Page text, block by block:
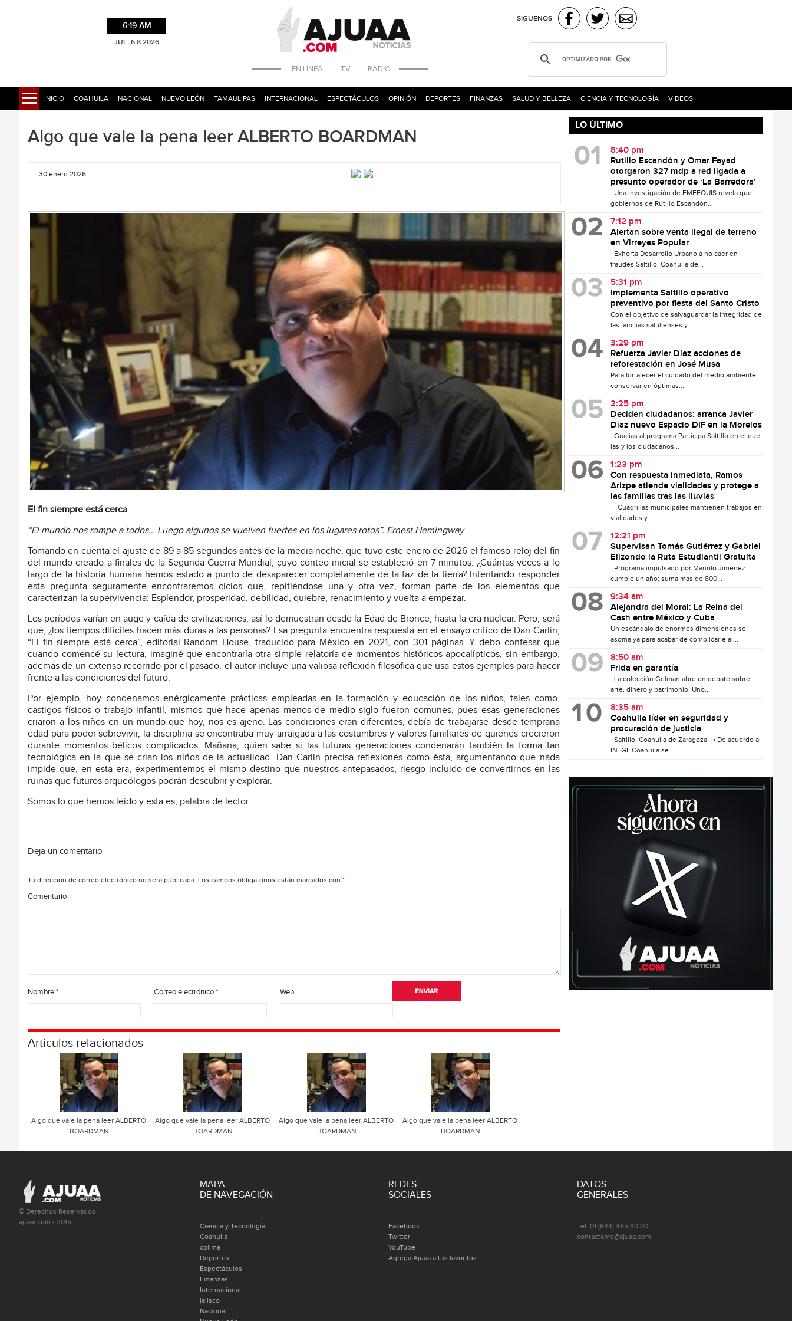
6:19 AM
JUE. 6.8.2026
·EN LÍNEA. ·T.V. ·RADIO
SIGUENOS
INICIO COAHUILA NACIONAL NUEVO LEÓN TAMAULIPAS INTERNACIONAL ESPECTÁCULOS OPINIÓN DEPORTES FINANZAS SALUD Y BELLEZA CIENCIA Y TECNOLOGÍA VIDEOS
Algo que vale la pena leer ALBERTO BOARDMAN
30 enero 2026
El fin siempre está cerca
“El mundo nos rompe a todos… Luego algunos se vuelven fuertes en los lugares rotos”. Ernest Hemingway.
Tomando en cuenta el ajuste de 89 a 85 segundos antes de la media noche, que tuvo este enero de 2026 el famoso reloj del fin
del mundo creado a finales de la Segunda Guerra Mundial, cuyo conteo inicial se estableció en 7 minutos. ¿Cuántas veces a lo
largo de la historia humana hemos estado a punto de desaparecer completamente de la faz de la tierra? Intentando responder
esta pregunta seguramente encontraremos ciclos que, repitiéndose una y otra vez, forman parte de los elementos que
caracterizan la supervivencia: Esplendor, prosperidad, debilidad, quiebre, renacimiento y vuelta a empezar.
Los períodos varían en auge y caída de civilizaciones, así lo demuestran desde la Edad de Bronce, hasta la era nuclear. Pero, será
qué, ¿los tiempos difíciles hacen más duras a las personas? Esa pregunta encuentra respuesta en el ensayo crítico de Dan Carlin,
“El fin siempre está cerca”, editorial Random House, traducido para México en 2021, con 301 páginas. Y debo confesar que
cuando comencé su lectura, imaginé que encontraría otra simple relatoría de momentos históricos apocalípticos, sin embargo,
además de un extenso recorrido por el pasado, el autor incluye una valiosa reflexión filosófica que usa estos ejemplos para hacer
frente a las condiciones del futuro.
Por ejemplo, hoy condenamos enérgicamente prácticas empleadas en la formación y educación de los niños, tales como,
castigos físicos o trabajo infantil, mismos que hace apenas menos de medio siglo fueron comunes, pues esas generaciones
criaron a los niños en un mundo que hoy, nos es ajeno. Las condiciones eran diferentes, debía de trabajarse desde temprana
edad para poder sobrevivir, la disciplina se encontraba muy arraigada a las costumbres y valores familiares de quienes crecieron
durante momentos bélicos complicados. Mañana, quien sabe si las futuras generaciones condenarán también la forma tan
tecnológica en la que se crían los niños de la actualidad. Dan Carlin precisa reflexiones como ésta, argumentando que nada
impide que, en esta era, experimentemos el mismo destino que nuestros antepasados, riesgo incluido de convertirnos en las
ruinas que futuros arqueólogos podrán descubrir y explorar.
Somos lo que hemos leído y esta es, palabra de lector.
Deja un comentario
Tu dirección de correo electrónico no será publicada. Los campos obligatorios están marcados con *
Comentario
Nombre* Correo electrónico* Web
Articulos relacionados
Algo que vale la pena leer ALBERTO
BOARDMAN
Algo que vale la pena leer ALBERTO
BOARDMAN
Algo que vale la pena leer ALBERTO
BOARDMAN
Algo que vale la pena leer ALBERTO
BOARDMAN
LO ÚLTIMO
8:40 pm
Rutilio Escandón y Omar Fayad
otorgaron 327 mdp a red ligada a
presunto operador de ‘La Barredora’
Una investigación de EMEEQUIS revela que
gobiernos de Rutilio Escandón...
7:12 pm
Alertan sobre venta ilegal de terreno
en Virreyes Popular
Exhorta Desarrollo Urbano a no caer en
fraudes Saltillo, Coahuila de...
5:31 pm
Implementa Saltillo operativo
preventivo por fiesta del Santo Cristo
Con el objetivo de salvaguardar la integridad de
las familias saltillenses y...
3:29 pm
Refuerza Javier Díaz acciones de
reforestación en José Musa
Para fortalecer el cuidado del medio ambiente,
conservar en óptimas...
2:25 pm
Deciden ciudadanos: arranca Javier
Díaz nuevo Espacio DIF en la Morelos
Gracias al programa Participa Saltillo en el que
las y los ciudadanos...
1:23 pm
Con respuesta inmediata, Ramos
Arizpe atiende vialidades y protege a
las familias tras las lluvias
Cuadrillas municipales mantienen trabajos en
vialidades y...
12:21 pm
Supervisan Tomás Gutiérrez y Gabriel
Elizondo la Ruta Estudiantil Gratuita
Programa impulsado por Manolo Jiménez
cumple un año; suma más de 800...
9:34 am
Alejandra del Moral: La Reina del
Cash entre México y Cuba
Un escándalo de enormes dimensiones se
asoma ya para acabar de complicarle al...
8:50 am
Frida en garantía
La colección Gelman abre un debate sobre
arte, dinero y patrimonio. Uno...
8:35 am
Coahuila líder en seguridad y
procuración de justicia
Saltillo, Coahuila de Zaragoza.- • De acuerdo al
INEGI, Coahuila se...
© Derechos Reservados
ajuaa.com - 2015
MAPA
DE NAVEGACIÓN
Ciencia y Tecnología
Coahuila
colima
Deportes
Espectáculos
Finanzas
Internacional
jalisco
Nacional
REDES
SOCIALES
Facebook
Twitter
YouTube
Agrega Ajuaa a tus favoritos
DATOS
GENERALES
Tel: 01 (844) 485 30 00
contactame@ajuaa.com